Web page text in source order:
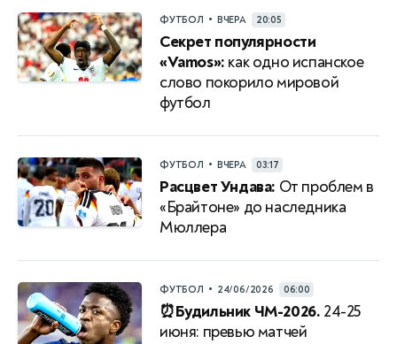
ФУТБОЛ • ВЧЕРА 20:05
Секрет популярности
«Vamos»: как одно испанское
слово покорило мировой
футбол
ФУТБОЛ • ВЧЕРА 03:17
Расцвет Ундава: От проблем в
«Брайтоне» до наследника
Мюллера
ФУТБОЛ • 24/06/2026 06:00
⏰Будильник ЧМ-2026. 24-25
июня: превью матчей